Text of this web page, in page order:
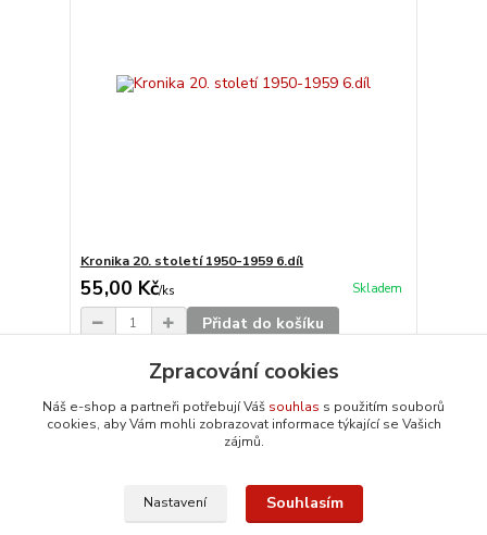
Kronika 20. století 1950-1959 6.díl
55,00 Kč/ks Skladem
Přidat do košíku
Načíst další produkty (20)
strana z 7další
Zpracování cookies
Náš e-shop a partneři potřebují Váš souhlas s použitím souborů
cookies, aby Vám mohli zobrazovat informace týkající se Vašich
zájmů.
Nastavení Souhlasím